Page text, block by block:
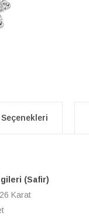
(Safir)
Karat